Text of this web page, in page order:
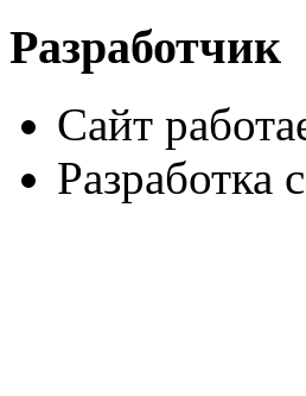
Разработчик
Сайт
Разработка